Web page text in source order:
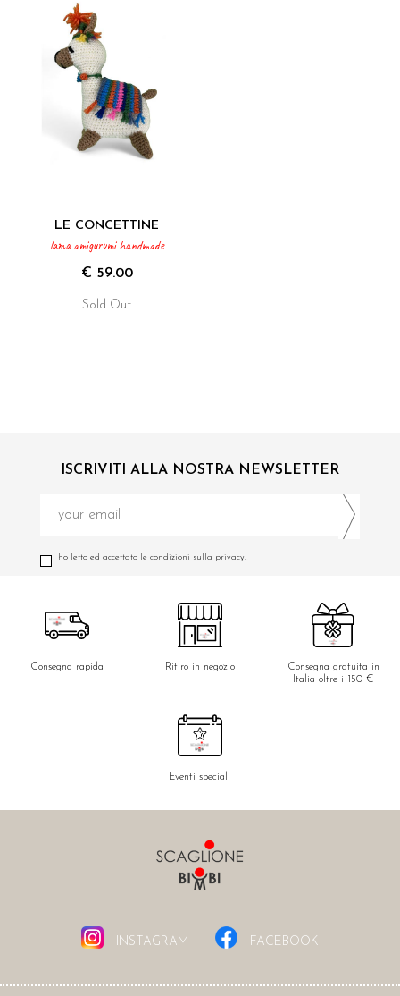
LE CONCETTINE
lama amigurumi handmade
€ 59.00
Sold Out
ISCRIVITI ALLA NOSTRA NEWSLETTER
ho letto ed accettato le condizioni sulla privacy.
Consegna rapida Ritiro in negozio
Consegna gratuita in
Italia oltre i 150 €
Eventi speciali
INSTAGRAM FACEBOOK